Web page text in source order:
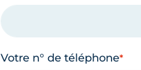
Votre n° de téléphone